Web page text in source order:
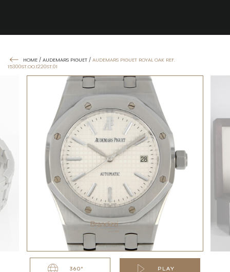
HOME / AUDEMARS PIGUET / AUDEMARS PIGUET ROYAL OAK REF.
15300ST.OO.1220ST.01
360° PLAY